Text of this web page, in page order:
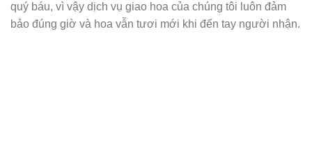
quý báu, vì vậy dịch vụ giao hoa của chúng tôi luôn đảm
bảo đúng giờ và hoa vẫn tươi mới khi đến tay người nhận.